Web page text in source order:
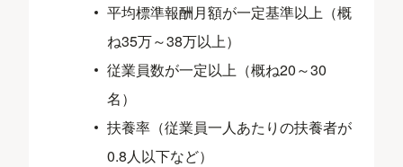
平均標準報酬月額が一定基準以上（概
ね35万～38万以上）
従業員数が一定以上（概ね20～30
名）
扶養率（従業員一人あたりの扶養者が
0.8人以下など）